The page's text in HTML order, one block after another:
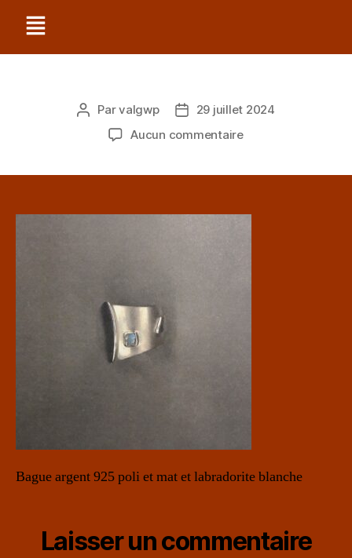
Parvalgwp
29 juillet 2024
Aucun commentaire
Bague argent 925 poli et mat et labradorite blanche
Laisser un commentaire